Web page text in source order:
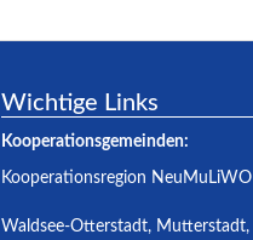
Wichtige Links
Kooperationsgemeinden:
Kooperationsregion NeuMuLiWO
Waldsee-Otterstadt, Mutterstadt,